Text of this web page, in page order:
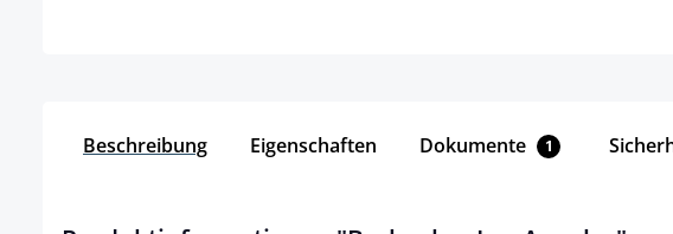
Beschreibung Eigenschaften Dokumente 1